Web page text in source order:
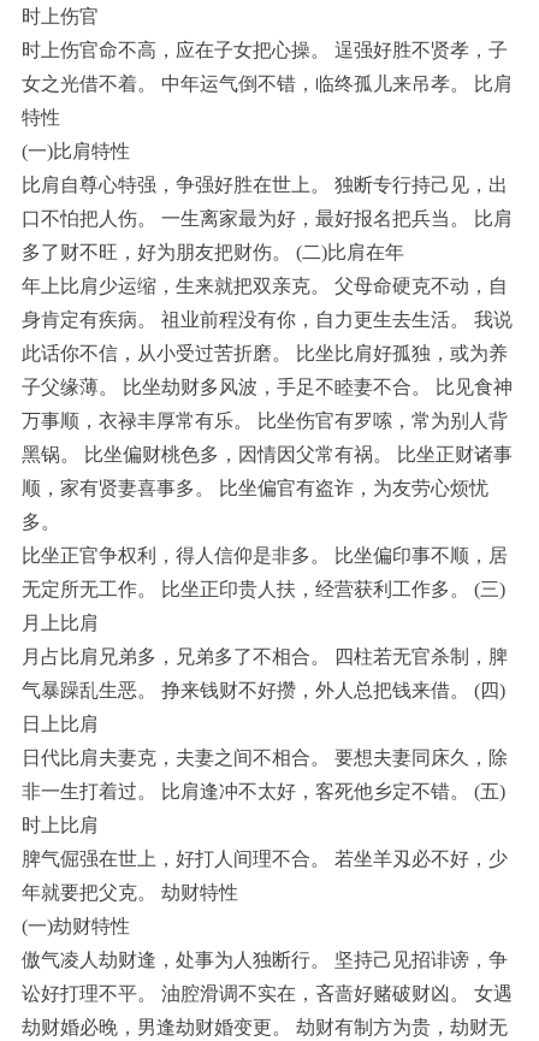
时上伤官
时上伤官命不高，应在子女把心操。 逞强好胜不贤孝，子
女之光借不着。 中年运气倒不错，临终孤儿来吊孝。 比肩
特性
(一)比肩特性
比肩自尊心特强，争强好胜在世上。 独断专行持己见，出
口不怕把人伤。 一生离家最为好，最好报名把兵当。 比肩
多了财不旺，好为朋友把财伤。 (二)比肩在年
年上比肩少运缩，生来就把双亲克。 父母命硬克不动，自
身肯定有疾病。 祖业前程没有你，自力更生去生活。 我说
此话你不信，从小受过苦折磨。 比坐比肩好孤独，或为养
子父缘薄。 比坐劫财多风波，手足不睦妻不合。 比见食神
万事顺，衣禄丰厚常有乐。 比坐伤官有罗嗦，常为别人背
黑锅。 比坐偏财桃色多，因情因父常有祸。 比坐正财诸事
顺，家有贤妻喜事多。 比坐偏官有盗诈，为友劳心烦忧
多。
比坐正官争权利，得人信仰是非多。 比坐偏印事不顺，居
无定所无工作。 比坐正印贵人扶，经营获利工作多。 (三)
月上比肩
月占比肩兄弟多，兄弟多了不相合。 四柱若无官杀制，脾
气暴躁乱生恶。 挣来钱财不好攒，外人总把钱来借。 (四)
日上比肩
日代比肩夫妻克，夫妻之间不相合。 要想夫妻同床久，除
非一生打着过。 比肩逢冲不太好，客死他乡定不错。 (五)
时上比肩
脾气倔强在世上，好打人间理不合。 若坐羊刄必不好，少
年就要把父克。 劫财特性
(一)劫财特性
傲气凌人劫财逢，处事为人独断行。 坚持己见招诽谤，争
讼好打理不平。 油腔滑调不实在，吝啬好赌破财凶。 女遇
劫财婚必晚，男逢劫财婚变更。 劫财有制方为贵，劫财无